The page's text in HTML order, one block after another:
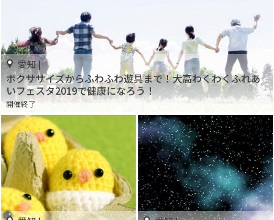
愛知 |
ボクササイズからふわふわ遊具まで！大高わくわくふれあ
いフェスタ2019で健康になろう！
開催終了